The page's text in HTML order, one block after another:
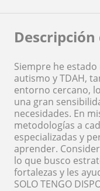
Siempre he
autismo y TDAH,
entorno cercano,
una gran
necesidades. En
metodologías a
especializadas y
aprender.
lo que busco
fortalezas y les
SOLO TENGO